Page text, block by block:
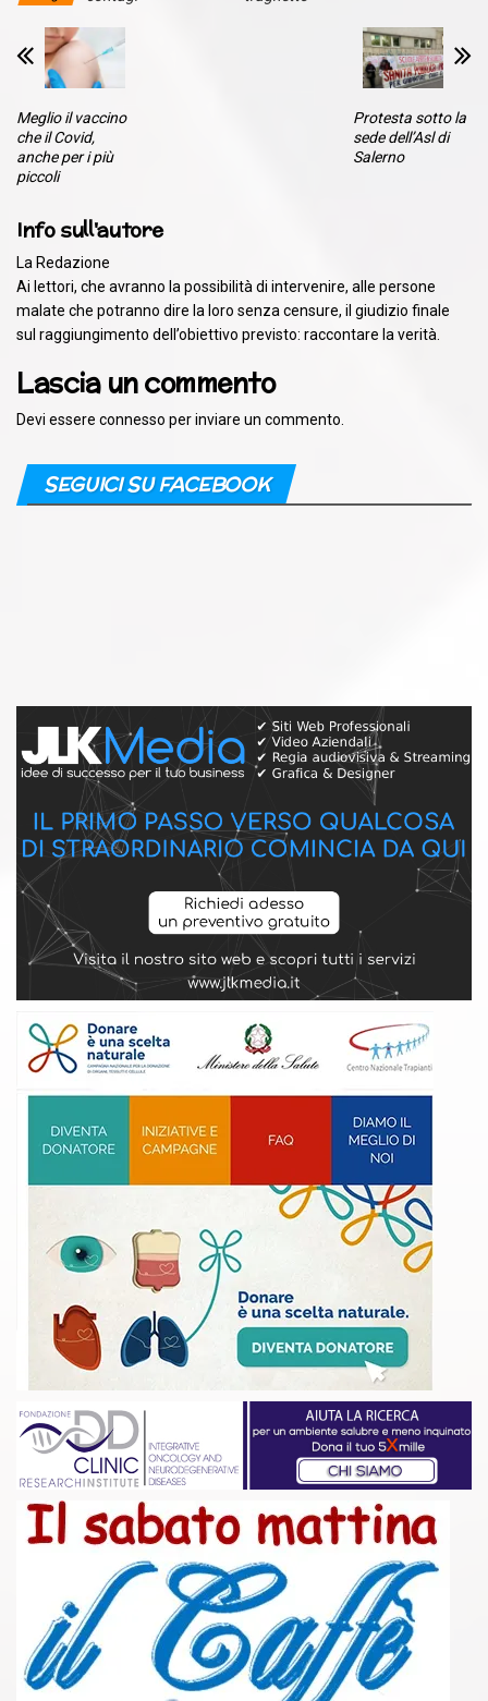
Meglio il vaccino
che il Covid,
anche per i più
piccoli
Protesta sotto la
sede dell’Asl di
Salerno
Info sull'autore
La Redazione
Ai lettori, che avranno la possibilità di intervenire, alle persone
malate che potranno dire la loro senza censure, il giudizio finale
sul raggiungimento dell’obiettivo previsto: raccontare la verità.
Lascia un commento
Devi essere connesso per inviare un commento.
SEGUICI SU FACEBOOK